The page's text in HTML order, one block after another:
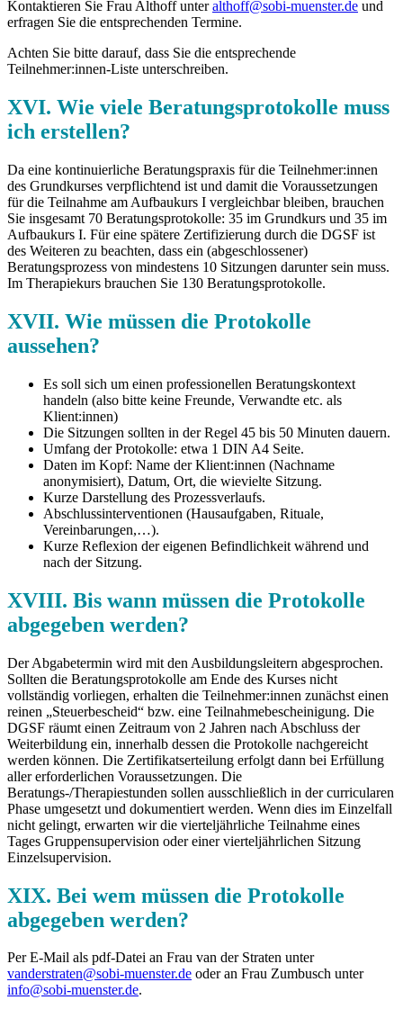
Kontaktieren Sie Frau Althoff unteralthoff@sobi-muenster.de und
erfragen Sie die entsprechenden Termine.
Achten Sie bitte darauf, dass Sie die entsprechende
Teilnehmer:innen-Liste unterschreiben.
XVI. Wie viele Beratungsprotokolle muss
ich erstellen?
Da eine kontinuierliche Beratungspraxis für die Teilnehmer:innen
des Grundkurses verpflichtend ist und damit die Voraussetzungen
für die Teilnahme am Aufbaukurs I vergleichbar bleiben, brauchen
Sie insgesamt 70 Beratungsprotokolle: 35 im Grundkurs und 35 im
Aufbaukurs I. Für eine spätere Zertifizierung durch die DGSF ist
des Weiteren zu beachten, dass ein (abgeschlossener)
Beratungsprozess von mindestens 10 Sitzungen darunter sein muss.
Im Therapiekurs brauchen Sie 130 Beratungsprotokolle.
XVII. Wie müssen die Protokolle
aussehen?
Es soll sich um einen professionellen Beratungskontext
handeln (also bitte keine Freunde, Verwandte etc. als
Klient:innen)
Die Sitzungen sollten in der Regel 45 bis 50 Minuten dauern.
Umfang der Protokolle: etwa 1 DIN A4 Seite.
Daten im Kopf: Name der Klient:innen (Nachname
anonymisiert), Datum, Ort, die wievielte Sitzung.
Kurze Darstellung des Prozessverlaufs.
Abschlussinterventionen (Hausaufgaben, Rituale,
Vereinbarungen,…).
Kurze Reflexion der eigenen Befindlichkeit während und
nach der Sitzung.
XVIII. Bis wann müssen die Protokolle
abgegeben werden?
Der Abgabetermin wird mit den Ausbildungsleitern abgesprochen.
Sollten die Beratungsprotokolle am Ende des Kurses nicht
vollständig vorliegen, erhalten die Teilnehmer:innen zunächst einen
reinen „Steuerbescheid“ bzw. eine Teilnahmebescheinigung. Die
DGSF räumt einen Zeitraum von 2 Jahren nach Abschluss der
Weiterbildung ein, innerhalb dessen die Protokolle nachgereicht
werden können. Die Zertifikatserteilung erfolgt dann bei Erfüllung
aller erforderlichen Voraussetzungen. Die
Beratungs-/Therapiestunden sollen ausschließlich in der curricularen
Phase umgesetzt und dokumentiert werden. Wenn dies im Einzelfall
nicht gelingt, erwarten wir die vierteljährliche Teilnahme eines
Tages Gruppensupervision oder einer vierteljährlichen Sitzung
Einzelsupervision.
XIX. Bei wem müssen die Protokolle
abgegeben werden?
Per E-Mail als pdf-Datei an Frau van der Straten unter
vanderstraten@sobi-muenster.de oder an Frau Zumbusch unter
info@sobi-muenster.de.